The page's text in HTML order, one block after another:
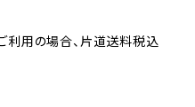
利用の場合、片道送料税込